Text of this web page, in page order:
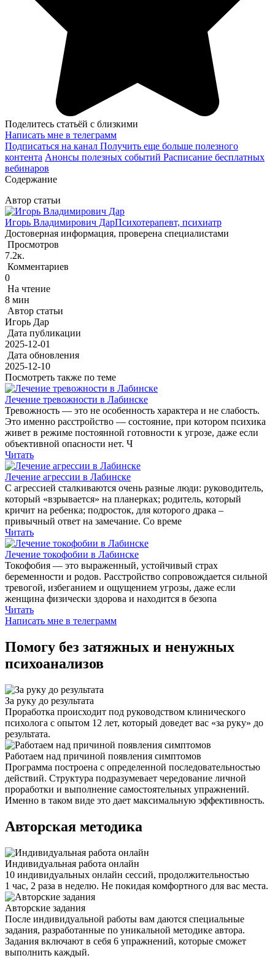
Поделитесь статьёй с близкими
Написать мне в телеграмм
Подписаться на канал Получить еще больше полезного
контента Анонсы полезных событий Расписание бесплатных
вебинаров
Содержание
Автор статьи
Игорь Владимирович ДарПсихотерапевт, психиатр
Достоверная информация, проверена специалистами
Просмотров
7.2к.
Комментариев
0
На чтение
8 мин
Автор статьи
Игорь Дар
Дата публикации
2025-12-01
Дата обновления
2025-12-10
Посмотреть также по теме
Лечение тревожности в Лабинске
Тревожность — это не особенность характера и не слабость.
Это именно расстройство — состояние, при котором психика
живет в режиме постоянной готовности к угрозе, даже если
объективной опасности нет. Ч
Читать
Лечение агрессии в Лабинске
С агрессией сталкиваются очень разные люди: руководитель,
который «взрывается» на планерках; родитель, который
кричит на ребенка; подросток, для которого драка –
привычный ответ на замечание. Со време
Читать
Лечение токофобии в Лабинске
Токофобия — это выраженный, устойчивый страх
беременности и родов. Расстройство сопровождается сильной
тревогой, избеганием и ощущением угрозы, даже если
женщина физически здорова и находится в безопа
Читать
Написать мне в телеграмм
Помогу без затяжных и ненужных
психоанализов
За руку до результата
Проработка происходит под руководством клинического
психолога с опытом 12 лет, который доведет вас «за руку» до
результата.
Работаем над причиной появления симптомов
Программа построена с определенной последовательностью
действий. Структура подразумевает чередование личной
проработки и выполнение самостоятельных упражнений.
Именно в таком виде это дает максимальную эффективность.
Авторская методика
Индивидуальная работа онлайн
10 индивидуальных онлайн сессий, продолжительностью
1 час, 2 раза в неделю. Не покидая комфортного для вас места.
Авторские задания
После индивидуальной работы вам даются специальные
задания, разработанные по уникальной методике автора.
Задания включают в себя 6 упражнений, которые сможет
выполнить каждый.